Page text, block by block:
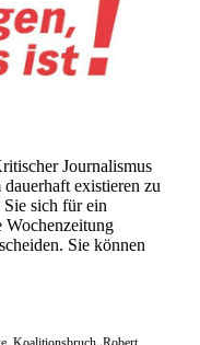
Journalismus
existieren zu
sich für ein
Wochenzeitung
Sie können